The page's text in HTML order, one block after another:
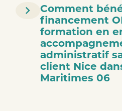
Comment
financement
formation en
administratif
client Nice
Maritimes 06